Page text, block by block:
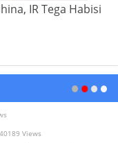
IR Tega Habisi
40189 Views